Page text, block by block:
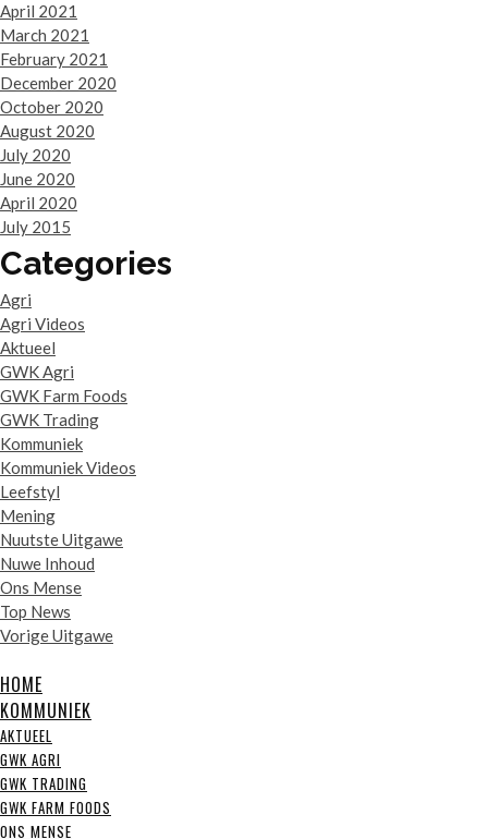
April 2021
March 2021
February 2021
December 2020
October 2020
August 2020
July 2020
June 2020
April 2020
July 2015
Categories
Agri
Agri Videos
Aktueel
GWK Agri
GWK Farm Foods
GWK Trading
Kommuniek
Kommuniek Videos
Leefstyl
Mening
Nuutste Uitgawe
Nuwe Inhoud
Ons Mense
Top News
Vorige Uitgawe
HOME
KOMMUNIEK
AKTUEEL
GWK AGRI
GWK TRADING
GWK FARM FOODS
ONS MENSE